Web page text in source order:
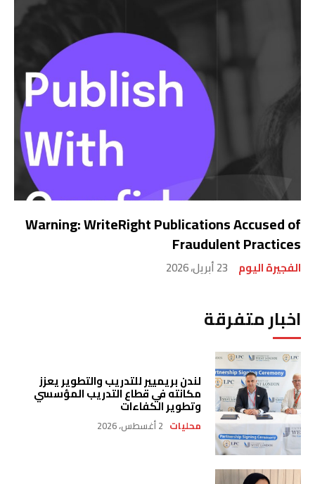
Warning: WriteRight Publications Accused of
Fraudulent Practices
الفجيرة اليوم 23 أبريل، 2026
اخبار متفرقة
لندن بريميير للتدريب والتطوير يعزز
مكانته في قطاع التدريب المؤسسي
وتطوير الكفاءات
محليات 2 أغسطس، 2026